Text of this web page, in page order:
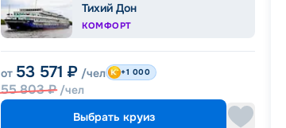
Тихий Дон
КОМФОРТ
от 53 571 ₽ /чел
55 803₽ /чел
+1 000
Выбрать круиз